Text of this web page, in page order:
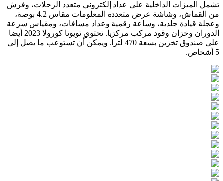
تشمل الميزات الداخلية على عداد إلكتروني متعدد الرحلات، وفرش
من القماش، وشاشة عرض متعددة المعلومات مقاس 4.2 بوصة،
وعجلة قيادة جلدية، وساعة رقمية وعداد مسافات، ومقياس سرعة
الدوران وخزان وقود مركب مركزيا. تحتوي تويوتا كورولا 2023 أيضا
على صندوق تخزين بسعة 470 لترا. ويمكن أن تستوعب ما يصل إلى
5 أشخاص.